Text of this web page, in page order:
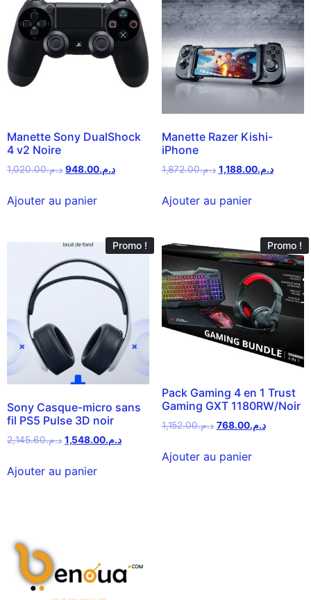
Manette Sony DualShock
4 v2 Noire
د.م.1,020.00 د.م.948.00
Ajouter au panier
Manette Razer Kishi-
iPhone
د.م.1,872.00 د.م.1,188.00
Ajouter au panier
Promo !
Sony Casque-micro sans
fil PS5 Pulse 3D noir
د.م.2,145.60 د.م.1,548.00
Ajouter au panier
Promo !
Pack Gaming 4 en 1 Trust
Gaming GXT 1180RW/Noir
د.م.1,152.00 د.م.768.00
Ajouter au panier